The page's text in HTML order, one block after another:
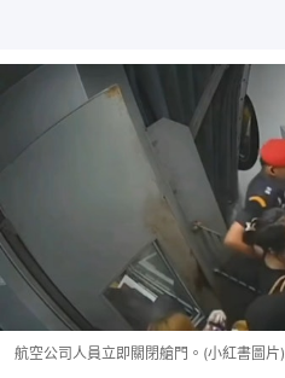
航空公司人員立即關閉艙門。(小紅書圖片)